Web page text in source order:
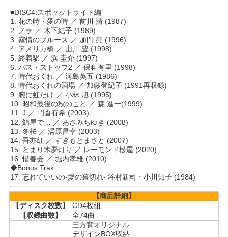
■DISC4:スポッットライト編
1. 花の時・愛の時 ／ 前川 清 (1987)
2. ノラ ／ 木下結子 (1989)
3. 霧情のブルース ／ 加門 亮 (1996)
4. アメリカ橋 ／ 山川 豊 (1998)
5. 終着駅 ／ 浜 圭介 (1997)
6. バス・ストップ2 ／ 保科有里 (1998)
7. 時代おくれ ／ 河島英五 (1986)
8. 時代おくれの酒場 ／ 加藤登紀子 (1991再収録)
9. 腕に虹だけ ／ 小林 旭 (1995)
10. 昭和最後の秋のこと ／ 森 進一(1999)
11. J ／ 門倉有希 (2003)
12. 鮨屋で… ／ あさみちゆき (2008)
13. 冬桜 ／ 湯原昌幸 (2003)
14. 吾亦紅 ／ すぎもとまさと (2007)
15. とまり木夢灯り ／ レーモンド松屋 (2020)
16. 惜春会 ／ 堀内孝雄 (2010)
◆Bonus Trak
17. 忘れていいの-愛の幕切れ- 谷村新司・小川知子 (1984)
【商品詳細】
【ディスク枚数】
CD4枚組
【収録曲数】
全74曲
三方背オリジナル
デザインBOX収納